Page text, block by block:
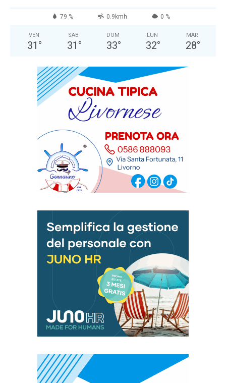
79 % 0.9kmh 0 %
VEN
31 °
SAB
31 °
DOM
33°
LUN
32°
MAR
28°